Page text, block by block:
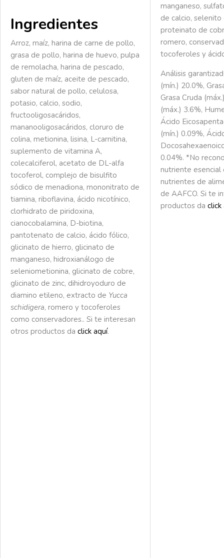
Ingredientes
Arroz, maíz, harina de carne de pollo,
grasa de pollo, harina de huevo, pulpa
de remolacha, harina de pescado,
gluten de maíz, aceite de pescado,
sabor natural de pollo, celulosa,
potasio, calcio, sodio,
fructooligosacáridos,
mananooligosacáridos, cloruro de
colina, metionina, lisina, L-carnitina,
suplemento de vitamina A,
colecalciferol, acetato de DL-alfa
tocoferol, complejo de bisulfito
sódico de menadiona, mononitrato de
tiamina, riboflavina, ácido nicotínico,
clorhidrato de piridoxina,
cianocobalamina, D-biotina,
pantotenato de calcio, ácido fólico,
glicinato de hierro, glicinato de
manganeso, hidroxianálogo de
seleniometionina, glicinato de cobre,
glicinato de zinc, dihidroyoduro de
diamino etileno, extracto de Yucca
schidigera, romero y tocoferoles
como conservadores.. Si te interesan
otros productos da click aquí.
manganeso,
de calcio, selenito
proteinato de
romero,
tocoferoles y
Análisis
(mín.) 20.0%,
Grasa Cruda
(máx.) 3.6%,
Ácido
(mín.) 0.09%,
0.04%. *No
nutriente
nutrientes de
de AAFCO. Si te
productos da click